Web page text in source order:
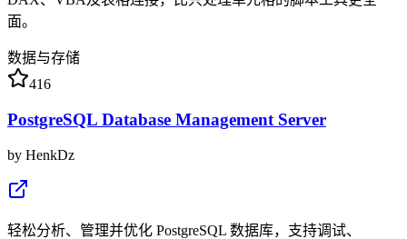
面。
数据与存储
416
PostgreSQL Database Management Server
by HenkDz
轻松分析、管理并优化 PostgreSQL 数据库，支持调试、